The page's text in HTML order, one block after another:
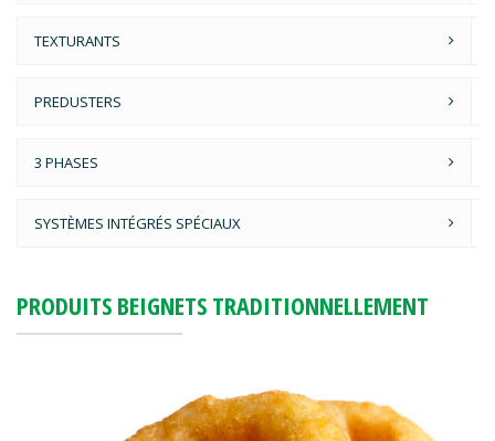
TEXTURANTS
PREDUSTERS
3 PHASES
SYSTÈMES INTÉGRÉS SPÉCIAUX
PRODUITS BEIGNETS TRADITIONNELLEMENT